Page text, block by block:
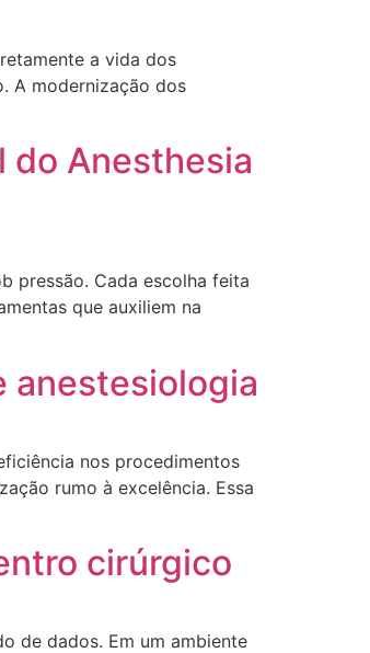
a vida dos
A modernização dos
do Anesthesia
pressão. Cada escolha feita
que auxiliem na
anestesiologia
nos procedimentos
rumo à excelência. Essa
cirúrgico
de dados. Em um ambiente